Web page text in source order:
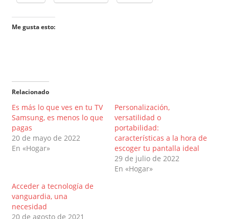
Me gusta esto:
Relacionado
Es más lo que ves en tu TV
Samsung, es menos lo que
pagas
20 de mayo de 2022
En «Hogar»
Personalización,
versatilidad o
portabilidad:
características a la hora de
escoger tu pantalla ideal
29 de julio de 2022
En «Hogar»
Acceder a tecnología de
vanguardia, una
necesidad
20 de agosto de 2021